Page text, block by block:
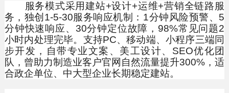
服务模式采用建站+设计+运维+营销全链路服
务，独创1-5-30服务响应机制：1分钟风险预警、5
分钟快速响应、30分钟定位故障，98%常见问题2
小时内处理完毕。支持PC、移动端、小程序三端同
步开发，自带专业文案、美工设计、SEO优化团
队，曾助力制造业客户官网自然流量提升300%，适
合政企单位、中大型企业长期稳定建站。